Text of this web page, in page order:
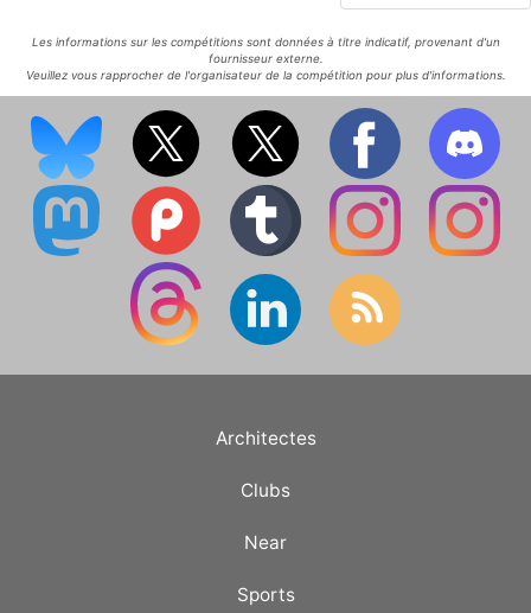
Les informations sur les compétitions sont données à titre indicatif, provenant d'un
fournisseur externe.
Veuillez vous rapprocher de l'organisateur de la compétition pour plus d'informations.
Architectes
Clubs
Near
Sports